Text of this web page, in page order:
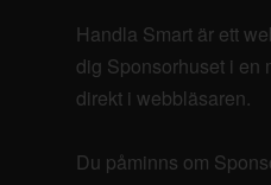
Handla Smart är ett
dig Sponsorhuset i en
direkt i webbläsaren.
Du påminns om